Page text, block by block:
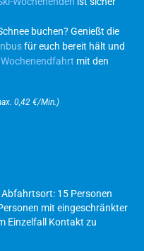
buchen? Genießt die
für euch bereit hält und
Wochenendfahrt mit den
0,42 €/Min.)
15 Personen
mit eingeschränkter
Einzelfall Kontakt zu